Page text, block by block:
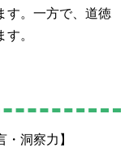
す。一方で、道徳
。
・洞察力】